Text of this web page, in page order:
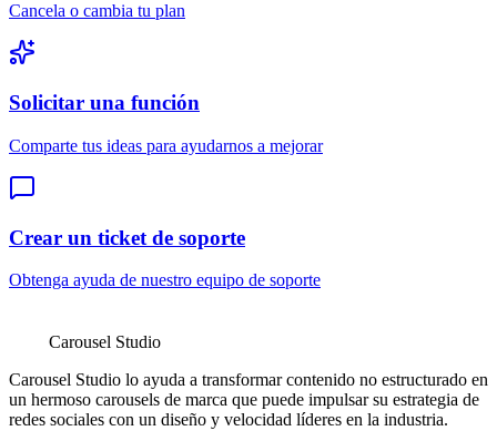
Cancela o cambia tu plan
Solicitar una función
Comparte tus ideas para ayudarnos a mejorar
Crear un ticket de soporte
Obtenga ayuda de nuestro equipo de soporte
Carousel Studio
Carousel Studio lo ayuda a transformar contenido no estructurado en
un hermoso carousels de marca que puede impulsar su estrategia de
redes sociales con un diseño y velocidad líderes en la industria.